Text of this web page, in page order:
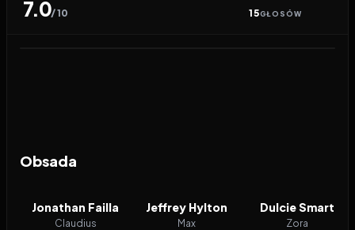
7.0/ 10 15GŁOSÓW
Obsada
Jonathan Failla
Claudius
Jeffrey Hylton
Max
Dulcie Smart
Zora